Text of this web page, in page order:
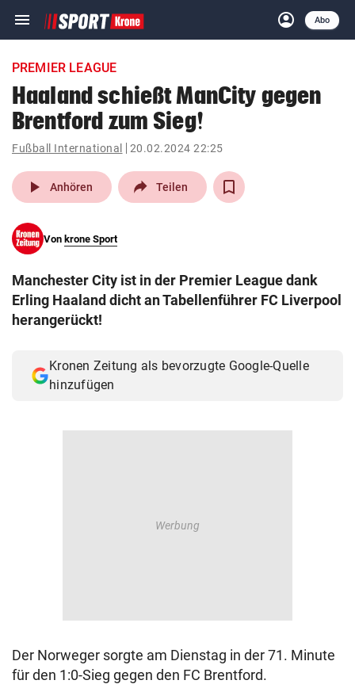
menu Navigation
ein-/ausklappen
account_circle
Anmelden
Abo
close Schließen
account_circle Anmelden
pin_drop
Wien arrow_right
search
eingeben
© Krone Multimedia GmbH & Co KG 2026
Muthgasse 2, 1190 Wien
PREMIER LEAGUE
Haaland schießt ManCity gegen
Brentford zum Sieg!
Fußball International 20.02.2024 22:25
play_arrow Anhören Teilen
Von krone Sport
Manchester City ist in der Premier League dank
Erling Haaland dicht an Tabellenführer FC Liverpool
herangerückt!
Kronen Zeitung als bevorzugte Google-Quelle
hinzufügen
Der Norweger sorgte am Dienstag in der 71. Minute
für den 1:0-Sieg gegen den FC Brentford.